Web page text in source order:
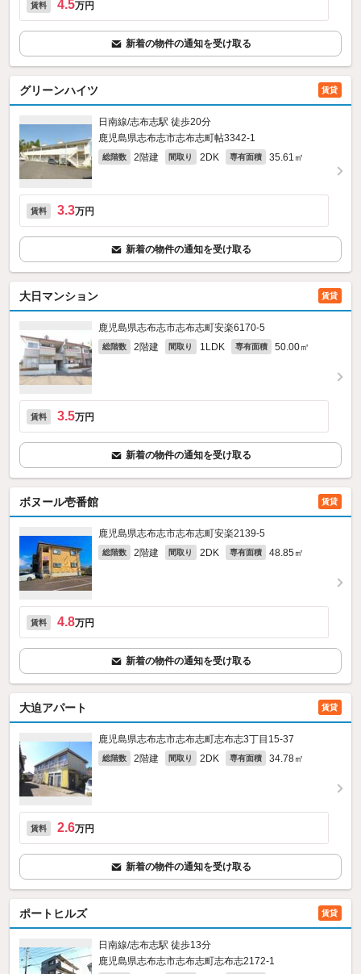
賃料 4.5万円
新着の物件の通知を受け取る
グリーンハイツ 賃貸
日南線/志布志駅 徒歩20分
鹿児島県志布志市志布志町帖3342‐1
総階数 2階建 間取り 2DK 専有面積 35.61㎡
賃料 3.3万円
新着の物件の通知を受け取る
大日マンション 賃貸
鹿児島県志布志市志布志町安楽6170‐5
総階数 2階建 間取り 1LDK 専有面積 50.00㎡
賃料 3.5万円
新着の物件の通知を受け取る
ボヌール壱番館 賃貸
鹿児島県志布志市志布志町安楽2139‐5
総階数 2階建 間取り 2DK 専有面積 48.85㎡
賃料 4.8万円
新着の物件の通知を受け取る
大迫アパート 賃貸
鹿児島県志布志市志布志町志布志3丁目15-37
総階数 2階建 間取り 2DK 専有面積 34.78㎡
賃料 2.6万円
新着の物件の通知を受け取る
ポートヒルズ 賃貸
日南線/志布志駅 徒歩13分
鹿児島県志布志市志布志町志布志2172‐1